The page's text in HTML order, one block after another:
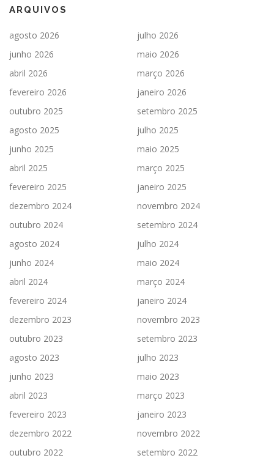
ARQUIVOS
agosto 2026
julho 2026
junho 2026
maio 2026
abril 2026
março 2026
fevereiro 2026
janeiro 2026
outubro 2025
setembro 2025
agosto 2025
julho 2025
junho 2025
maio 2025
abril 2025
março 2025
fevereiro 2025
janeiro 2025
dezembro 2024
novembro 2024
outubro 2024
setembro 2024
agosto 2024
julho 2024
junho 2024
maio 2024
abril 2024
março 2024
fevereiro 2024
janeiro 2024
dezembro 2023
novembro 2023
outubro 2023
setembro 2023
agosto 2023
julho 2023
junho 2023
maio 2023
abril 2023
março 2023
fevereiro 2023
janeiro 2023
dezembro 2022
novembro 2022
outubro 2022
setembro 2022